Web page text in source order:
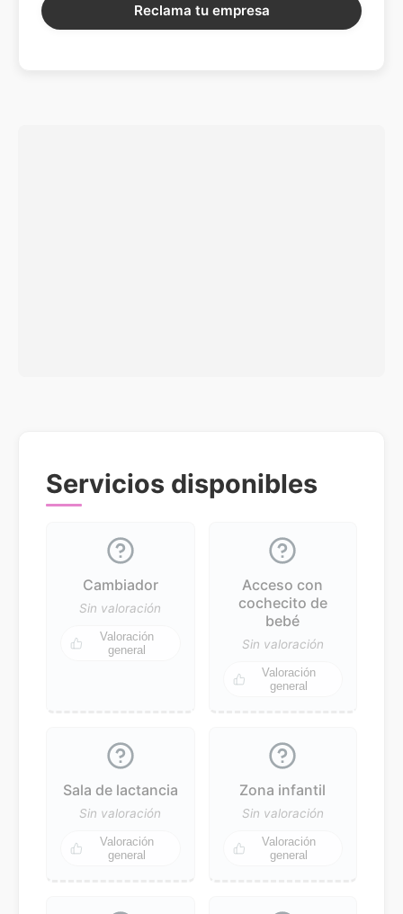
Reclama tu empresa
Servicios disponibles
Cambiador
Sin valoración
Valoración
general
Acceso con
cochecito de
bebé
Sin valoración
Valoración
general
Sala de lactancia
Sin valoración
Valoración
general
Zona infantil
Sin valoración
Valoración
general